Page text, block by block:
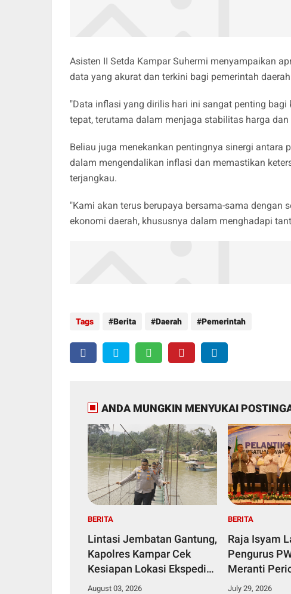
Asisten II Setda Kampar Suhermi menyampaikan
data yang akurat dan terkini bagi pemerintah
"Data inflasi yang dirilis hari ini sangat penting
tepat, terutama dalam menjaga stabilitas harga
Beliau juga menekankan pentingnya sinergi antara
dalam mengendalikan inflasi dan memastikan
terjangkau.
"Kami akan terus berupaya bersama-sama dengan
ekonomi daerah, khususnya dalam menghadapi
Tags Berita Daerah Pemerintah
ANDA MUNGKIN MENYUKAI
BERITA
Lintasi Jembatan Gantung,
Kapolres Kampar Cek
Kesiapan Lokasi Ekspedisi
Merah Putih Presisi
August 03, 2026
BERITA
Raja Isyam
Pengurus
Meranti
2029
July 29, 2026